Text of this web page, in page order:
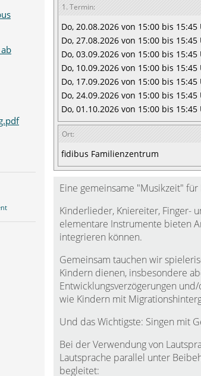
1. Termin:
Do, 20.08.2026 von 15:00 bis 15:45
Do, 27.08.2026 von 15:00 bis 15:45
Do, 03.09.2026 von 15:00 bis 15:45
Do, 10.09.2026 von 15:00 bis 15:45
Do, 17.09.2026 von 15:00 bis 15:45
Do, 24.09.2026 von 15:00 bis 15:45
Do, 01.10.2026 von 15:00 bis 15:45
Ort:
fidibus Familienzentrum
Eine gemeinsame "Musikzeit"
Kinderlieder, Kniereiter, Finger-
elementare Instrumente bieten
integrieren können.
Gemeinsam tauchen wir
Kindern dienen, insbesondere
Entwicklungsverzögerungen
wie Kindern mit
Und das Wichtigste: Singen mit
Bei der Verwendung von
Lautsprache parallel unter
begleitet: